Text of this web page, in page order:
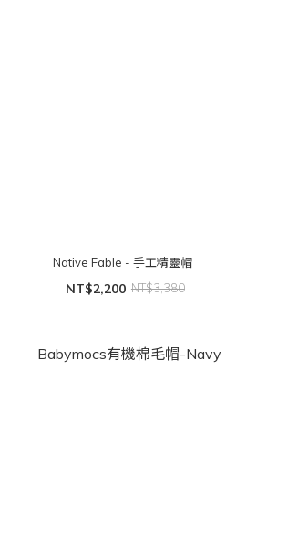
Native Fable - 手工精靈帽
NT$2,200 NT$3,380